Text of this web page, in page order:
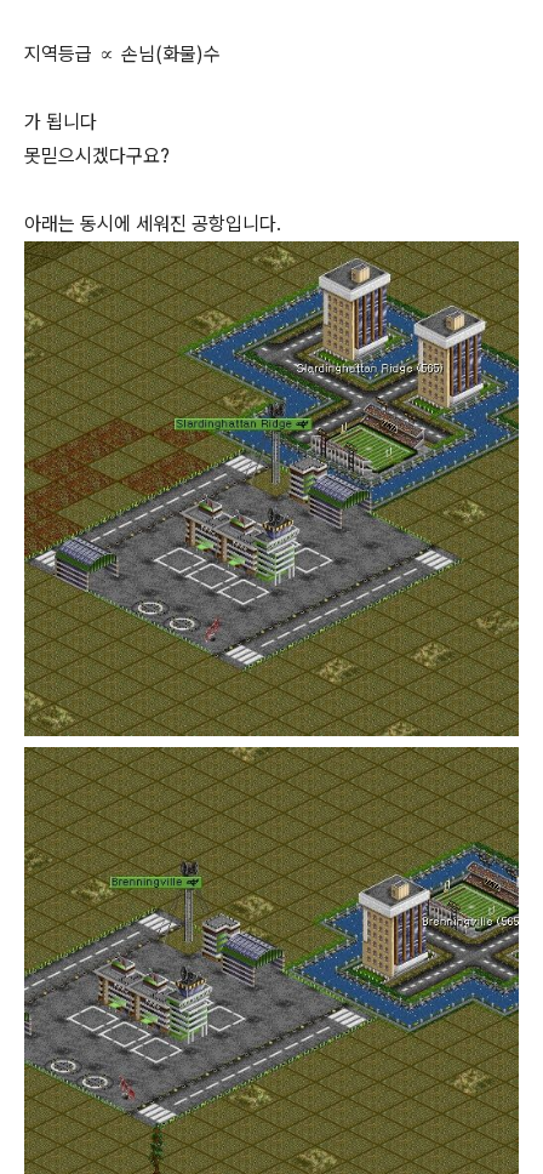
지역등급 ∝ 손님(화물)수
가 됩니다
못믿으시겠다구요?
아래는 동시에 세워진 공항입니다.